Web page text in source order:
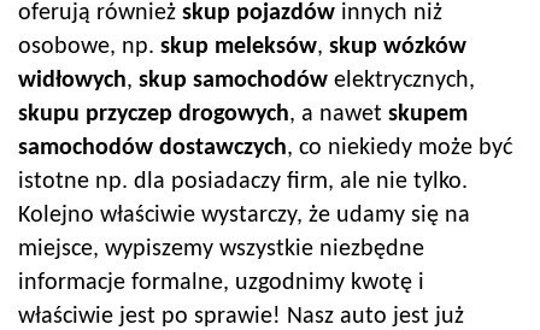
oferują również skup pojazdów innych niż
osobowe, np. skup meleksów, skup wózków
widłowych, skup samochodów elektrycznych,
skupu przyczep drogowych, a nawet skupem
samochodów dostawczych, co niekiedy może być
istotne np. dla posiadaczy firm, ale nie tylko.
Kolejno właściwie wystarczy, że udamy się na
miejsce, wypiszemy wszystkie niezbędne
informacje formalne, uzgodnimy kwotę i
właściwie jest po sprawie! Nasz auto jest już